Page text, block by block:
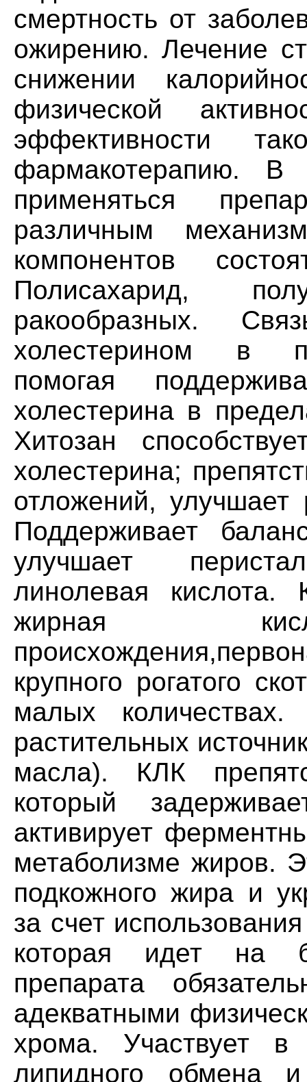
смертность от
ожирению. Лечение
снижении
физической
эффективности
фармакотерапию. B
применяться
различным
компонентов
Полисахарид,
ракообразных.
холестерином в
помогая
холестерина в
Хитозан
холестерина;
отложений,
Поддерживает
улучшает
линолевая
жирная
крупного рогатого
малых
растительных
масла). КЛК
который
активирует
метаболизме жиров.
подкожного жира и
за счет
которая идет на
препарата
адекватными
хрома. Участвует в
липидного обмена